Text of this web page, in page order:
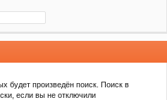
будет произведён поиск. Поиск в
если вы не отключили